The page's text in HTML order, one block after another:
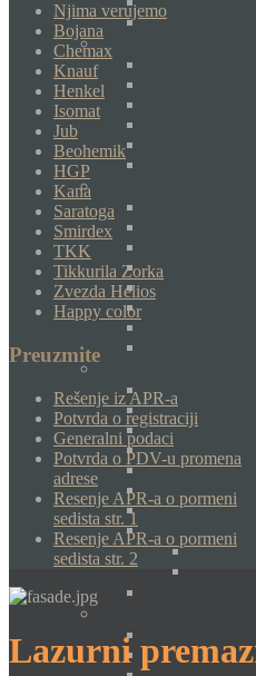
Njima verujemo
Bojana
Chemax
Knauf
Henkel
Isomat
Jub
Beohemik
HGP
Kana
Saratoga
Smirdex
TKK
Tikkurila Zorka
Zvezda Helios
Happy color
Preuzmite
Rešenje iz APR-a
Potvrda o registraciji
Generalni podaci
Potvrda o PDV-u promena
adrese
Resenje APR-a o pormeni
sedista str. 1
Resenje APR-a o pormeni
sedista str. 2
Lazurni